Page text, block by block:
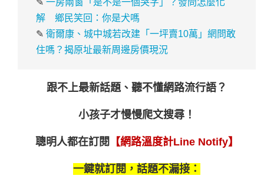
✎一房兩窗「是不是一個哭字」？發問怎麼化
解 鄉民笑回：你是犬嗎
✎衛爾康、城中城若改建「一坪賣10萬」網問敢
住嗎？揭原址最新周邊房價現況
跟不上最新話題、聽不懂網路流行語？
小孩子才慢慢爬文搜尋！
聰明人都在訂閱 【網路溫度計Line Notify】
一鍵就訂閱，話題不漏接：